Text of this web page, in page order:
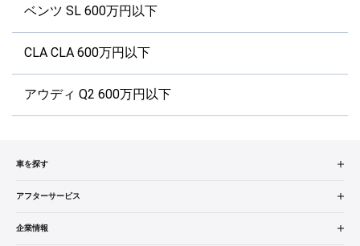
ベンツ SL 600万円以下
CLA CLA 600万円以下
アウディ Q2 600万円以下
車を探す
中古車検索
販売店検索
アフターサービス
アフターサービス
企業情報